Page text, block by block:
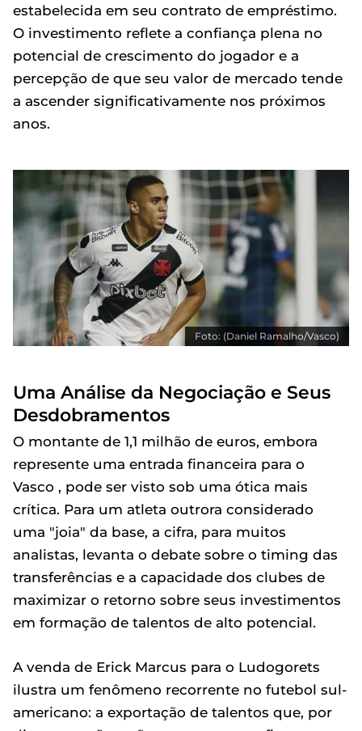
estabelecida em seu contrato de empréstimo.
O investimento reflete a confiança plena no
potencial de crescimento do jogador e a
percepção de que seu valor de mercado tende
a ascender significativamente nos próximos
anos.
Foto: (Daniel Ramalho/Vasco)
Uma Análise da Negociação e Seus
Desdobramentos
O montante de 1,1 milhão de euros, embora
represente uma entrada financeira para o
Vasco , pode ser visto sob uma ótica mais
crítica. Para um atleta outrora considerado
uma "joia" da base, a cifra, para muitos
analistas, levanta o debate sobre o timing das
transferências e a capacidade dos clubes de
maximizar o retorno sobre seus investimentos
em formação de talentos de alto potencial.
A venda de Erick Marcus para o Ludogorets
ilustra um fenômeno recorrente no futebol sul-
americano: a exportação de talentos que, por